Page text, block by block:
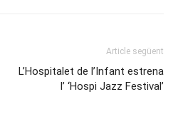
Article següent
L’Hospitalet de l’Infant estrena
l’ ‘Hospi Jazz Festival’